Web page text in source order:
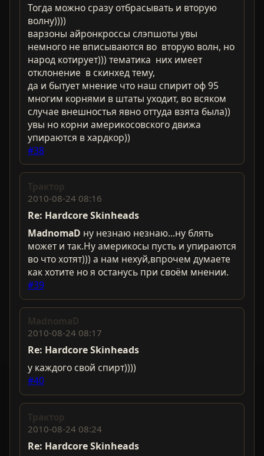
Тогда можно сразу отбрасывать и вторую
волну))))
варзоны айронкроссы слэпшоты увы
немного не вписываются во вторую волн, но
народ котирует))) тематика них имеет
отклонение в скинхед тему,
да и бытует мнение что наш спирит оф 95
многим корнями в штаты уходит, во всяком
случае внешностья явно оттуда взята была))
увы но корни америкосовского движа
упираются в хардкор))
#38
Трактор
2010-08-24 08:16
Re: Hardcorе Skinheads
MadnomaD ну незнаю незнаю...ну блять
может и так.Ну америкосы пусть и упираются
во что хотят))) а нам нехуй,впрочем думаете
как хотите но я останусь при своём мнении.
#39
MadnomaD
2010-08-24 08:17
Re: Hardcorе Skinheads
у каждого свой спирт))))
#40
Трактор
2010-08-24 08:24
Re: Hardcorе Skinheads